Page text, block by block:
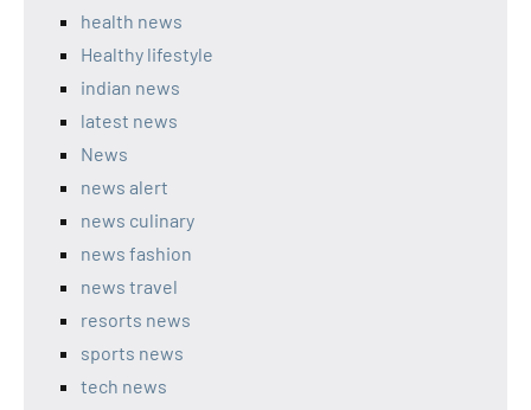
health news
Healthy lifestyle
indian news
latest news
News
news alert
news culinary
news fashion
news travel
resorts news
sports news
tech news